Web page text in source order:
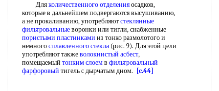
Дляколичественного отделенияосадков,
которые в дальнейшем подвергаются высушиванию,
а не прокаливанию, употребляютстеклянные
фильтровальныеворонки или тигли, снабженные
пористыми пластинками из тонко размолотого и
немногосплавленного стекла (рис. 9). Для этой цели
употребляют такжеволокнистый асбест,
помещаемый тонким слоемв фильтровальный
фарфоровый тигель с дырчатым дном. [c.44]